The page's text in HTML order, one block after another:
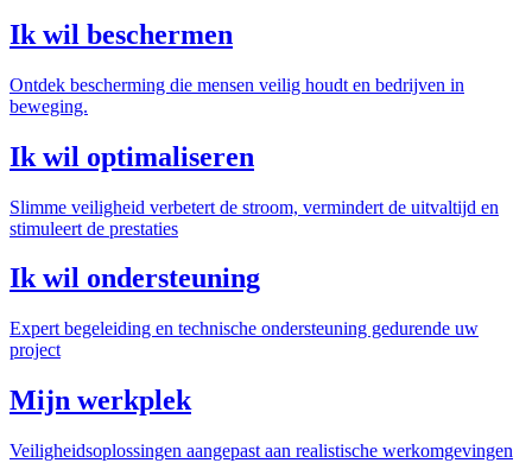
Ik wil beschermen
Ontdek bescherming die mensen veilig houdt en bedrijven in
beweging.
Ik wil optimaliseren
Slimme veiligheid verbetert de stroom, vermindert de uitvaltijd en
stimuleert de prestaties
Ik wil ondersteuning
Expert begeleiding en technische ondersteuning gedurende uw
project
Mijn werkplek
Veiligheidsoplossingen aangepast aan realistische werkomgevingen